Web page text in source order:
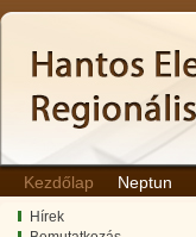
Kezdőlap Neptun
Hírek